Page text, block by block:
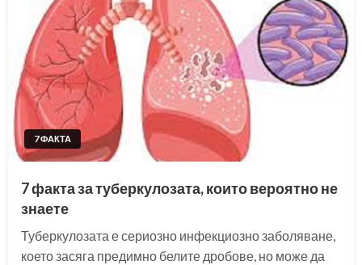
7 ФАКТА
7 факта за туберкулозата, които вероятно не
знаете
Туберкулозата е сериозно инфекциозно заболяване,
което засяга предимно белите дробове, но може да